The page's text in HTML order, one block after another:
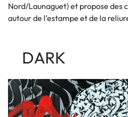
Nord/Launaguet) et propose des
autour de l’estampe et de la
DARK